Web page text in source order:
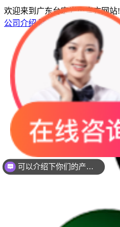
欢迎来到广东台宏光电官方网站!
公司介绍 联系我们 网站地图
你们是是需要贴片还是插件灯珠呢？